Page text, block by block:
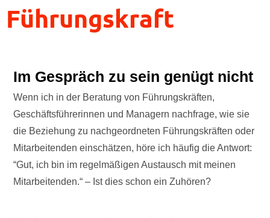
Führungskraft
Im Gespräch zu sein genügt nicht
Wenn ich in der Beratung von Führungskräften,
Geschäftsführerinnen und Managern nachfrage, wie sie
die Beziehung zu nachgeordneten Führungskräften oder
Mitarbeitenden einschätzen, höre ich häufig die Antwort:
“Gut, ich bin im regelmäßigen Austausch mit meinen
Mitarbeitenden.“ – Ist dies schon ein Zuhören?